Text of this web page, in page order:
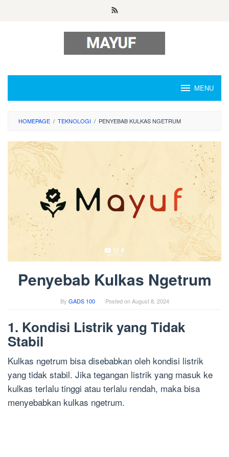
MENU
HOMEPAGE / TEKNOLOGI / PENYEBAB KULKAS NGETRUM
Penyebab Kulkas Ngetrum
By GADS 100 Posted onAugust 8, 2024
1. Kondisi Listrik yang Tidak
Stabil
Kulkas ngetrum bisa disebabkan oleh kondisi listrik
yang tidak stabil. Jika tegangan listrik yang masuk ke
kulkas terlalu tinggi atau terlalu rendah, maka bisa
menyebabkan kulkas ngetrum.